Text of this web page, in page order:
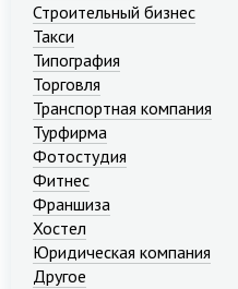
Строительный бизнес
Такси
Типография
Торговля
Транспортная компания
Турфирма
Фотостудия
Фитнес
Франшиза
Хостел
Юридическая компания
Другое